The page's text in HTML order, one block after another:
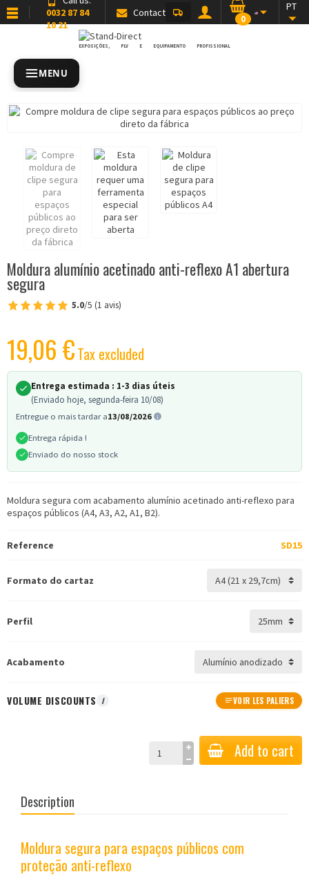
0032 87 84
10 21
Contact PT
0
EXPOSIÇÕES, PLV E EQUIPAMENTO PROFISSIONAL
MENU
Moldura alumínio acetinado anti-reflexo A1 abertura
segura
5.0/5 (1 avis)
19,06 €Tax excluded
Entrega estimada : 1-3 dias úteis
(Enviado hoje, segunda-feira 10/08)
Entregue o mais tardar a13/08/2026
Entrega rápida !
Enviado do nosso stock
Moldura segura com acabamento alumínio acetinado anti-reflexo para
espaços públicos (A4, A3, A2, A1, B2).
Reference SD15
Formato do cartaz
Perfil
Acabamento
VOLUME DISCOUNTS I VOIR LES PALIERS
Add to cart
Description
Moldura segura para espaços públicos com
proteção anti-reflexo